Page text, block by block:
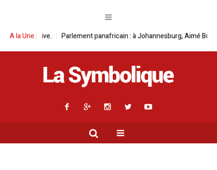
A la Une :
panafricain : à Johannesburg, Aimé Boji Sangara multiplie les